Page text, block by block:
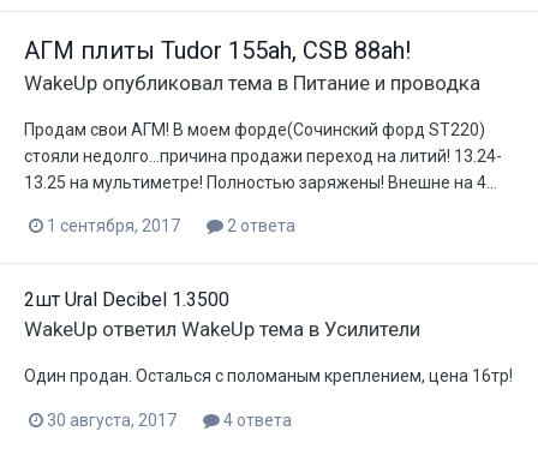
АГМ плиты Tudor 155ah, CSB 88ah!
WakeUp опубликовал тема в Питание и проводка
Продам свои АГМ! В моем форде(Сочинский форд ST220)
стояли недолго...причина продажи переход на литий! 13.24-
13.25 на мультиметре! Полностью заряжены! Внешне на 4...
1 сентября, 2017 2 ответа
2шт Ural Decibel 1.3500
WakeUp ответил WakeUp тема в Усилители
Один продан. Осталься с поломаным креплением, цена 16тр!
30 августа, 2017 4 ответа